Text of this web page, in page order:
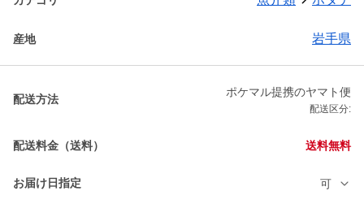
産地 岩手県
配送方法
ポケマル提携のヤマト便
配送区分:
配送料金（送料） 送料無料
お届け日指定 可